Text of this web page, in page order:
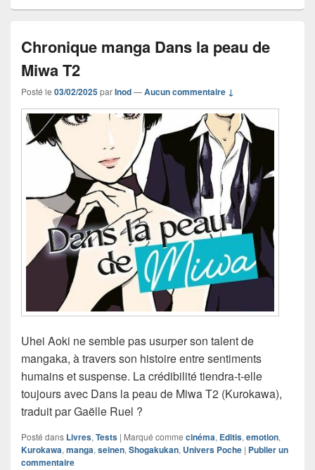
Chronique manga Dans la peau de
Miwa T2
Posté le 03/02/2025parInod—Aucun commentaire ↓
Uhei Aoki ne semble pas usurper son talent de
mangaka, à travers son histoire entre sentiments
humains et suspense. La crédibilité tiendra-t-elle
toujours avec Dans la peau de Miwa T2 (Kurokawa),
traduit par Gaëlle Ruel ?
Posté dans Livres, Tests | Marqué comme cinéma, Editis, emotion,
Kurokawa, manga, seinen, Shogakukan, Univers Poche | Publier un
commentaire